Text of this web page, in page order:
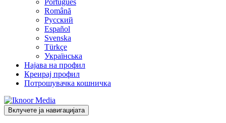
Português
Română
Русский
Español
Svenska
Türkçe
Українська
Најава на профил
Креирај профил
Потрошувачка кошничка
Вклучете ја навигацијата